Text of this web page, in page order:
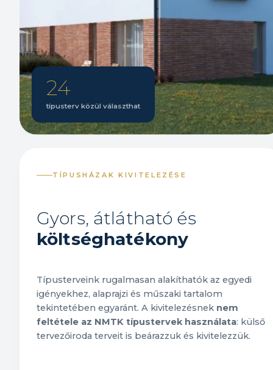
24
típusterv közül választhat
TÍPUSHÁZAK KIVITELEZÉSE
Gyors, átlátható és
költséghatékony
Típusterveink rugalmasan alakíthatók az egyedi
igényekhez, alaprajzi és műszaki tartalom
tekintetében egyaránt. A kivitelezésnek nem
feltétele az NMTK típustervek használata: külső
tervezőiroda terveit is beárazzuk és kivitelezzük.